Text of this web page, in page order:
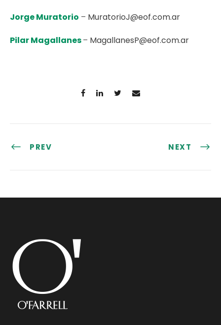
Jorge Muratorio – MuratorioJ@eof.com.ar
Pilar Magallanes– MagallanesP@eof.com.ar
PREV NEXT